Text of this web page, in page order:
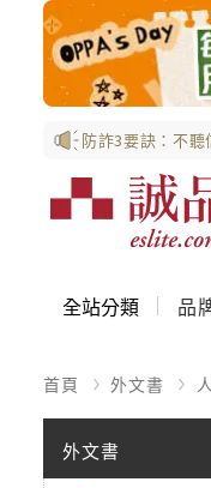
防詐3要訣：不
全站分類 品
首頁 外文書
外文書